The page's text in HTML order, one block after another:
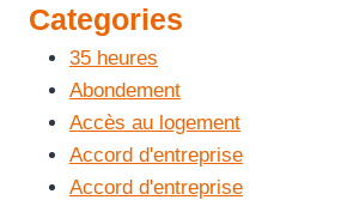
Categories
35 heures
Abondement
Accès au logement
Accord d'entreprise
Accord d'entreprise